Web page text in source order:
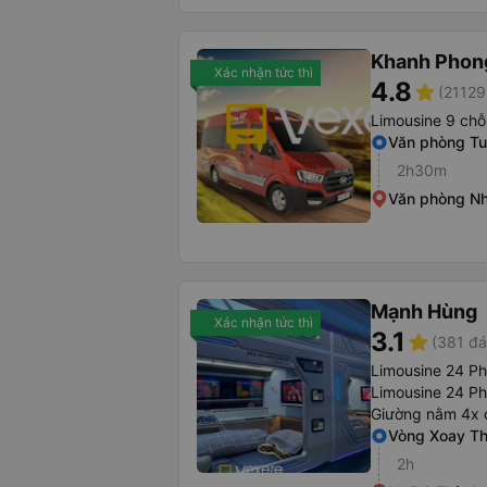
Xác nhận tức thì Khanh
4.8star
Limousine 9 chỗ
Văn phòng
2h30m
Văn phòng
Xác nhận tức thì Mạnh Hùng
3.1 star (381
Limousine 24
Limousine 24
Giường nằm 4x
Vòng Xoay
2h